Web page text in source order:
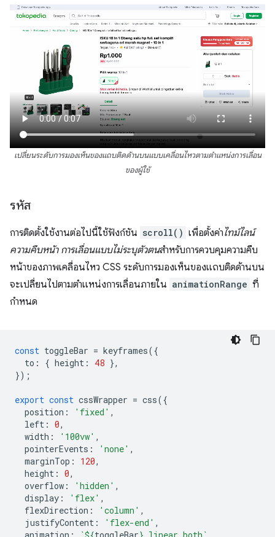
เปลี่ยนระดับการมองเห็นของแถบติดด้านบนแบบเคลื่อนไหวตามตำแหน่งการเลื่อน
ของผู้ใช้
รหัส
การติดตั้งใช้งานต่อไปนี้ใช้ฟังก์ชัน scroll() เพื่อตั้งค่าไทม์ไลน์
ความคืบหน้า การเลื่อนแบบไม่ระบุตัวตนสำหรับการควบคุมความคืบ
หน้าของภาพเคลื่อนไหว CSS ระดับการมองเห็นของแถบติดด้านบน
จะเปลี่ยนไปตามตำแหน่งการเลื่อนภายใน animationRange ที่
กำหนด
const toggleBar = keyframes({
to : { height : 48 },
});
export const cssWrapper = css({
position : 'fixed' ,
left : 0,
width : '100vw' ,
pointerEvents : 'none' ,
marginTop : 120,
height : 0,
overflow : 'hidden' ,
display : 'flex' ,
flexDirection : 'column' ,
justifyContent : 'flex-end' ,